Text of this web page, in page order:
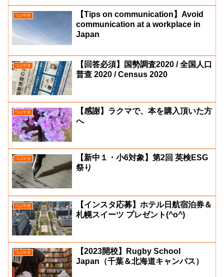
つぶやき
【Tips on communication】Avoid
communication at a workplace in
Japan
つぶやき
【回答必須】国勢調査2020 / 全国人口
普查 2020 / Census 2020
つぶやき
【感謝】ラクマで、本を購入頂いた方
へ
つぶやき
【新中１・小6対象】第2回 英検ESG
祭り
つぶやき
【インスタ応募】ホテル日航宿泊券＆
札幌スイーツ プレゼント(^o^)
つぶやき
【2023開校】Rugby School
Japan（千葉＆北海道キャンパス）